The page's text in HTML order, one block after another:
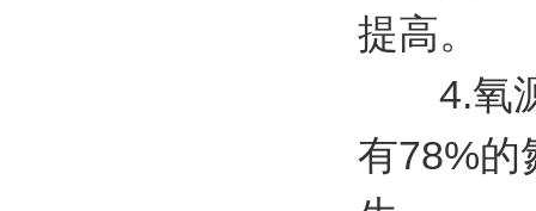
提高。
4.氧源
有78%的